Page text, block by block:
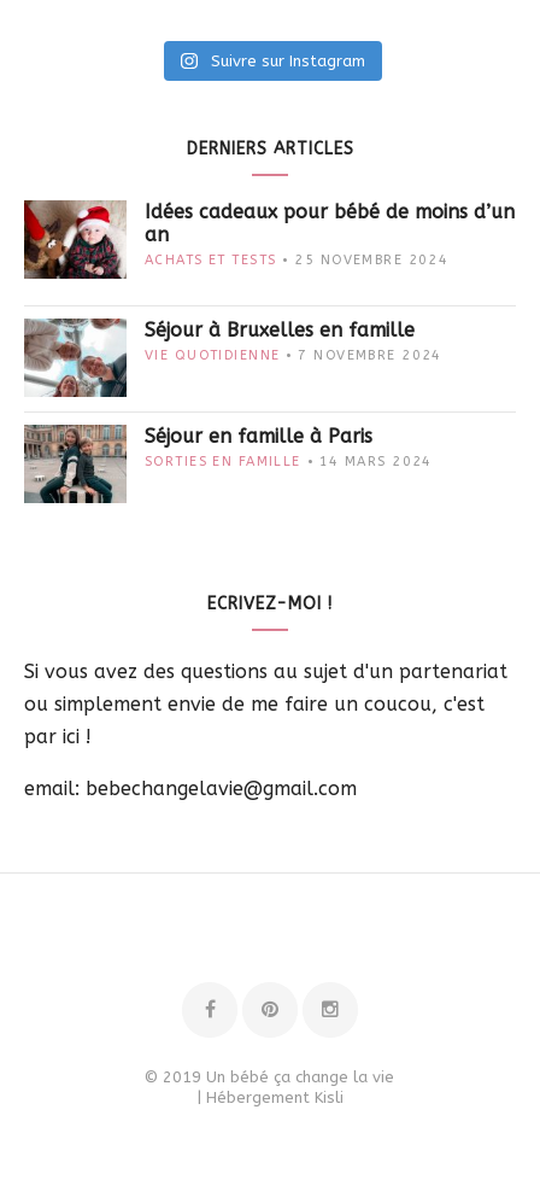
Suivre sur Instagram
DERNIERS ARTICLES
Idées cadeaux pour bébé de moins d’un
an
ACHATS ET TESTS 25 NOVEMBRE 2024
Séjour à Bruxelles en famille
VIE QUOTIDIENNE 7 NOVEMBRE 2024
Séjour en famille à Paris
SORTIES EN FAMILLE 14 MARS 2024
ECRIVEZ-MOI !
Si vous avez des questions au sujet d'un partenariat
ou simplement envie de me faire un coucou, c'est
par ici !
email: bebechangelavie@gmail.com
© 2019 Un bébé ça change la vie
| Hébergement Kisli